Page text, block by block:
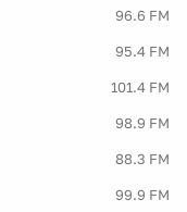
96.6 FM
95.4 FM
101.4 FM
98.9 FM
88.3 FM
99.9 FM